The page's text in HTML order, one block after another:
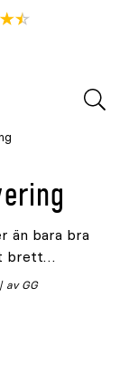
än bara bra
brett
odlingsresa
till din
av GG